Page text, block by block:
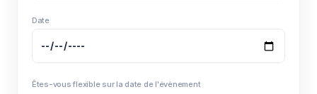
Date
Êtes-vous flexible sur la date de l'évènement